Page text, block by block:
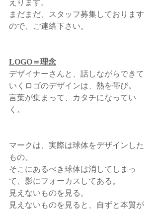
えります。
まだまだ、スタッフ募集しております
ので、ご連絡下さい。
LOGO＝理念
デザイナーさんと、話しながらできて
いくロゴのデザインは、熱を帯び。
言葉が集まって、カタチになってい
く。
マークは、実際は球体をデザインした
もの。
そこにあるべき球体は消してしまっ
て、影にフォーカスしてある。
見えないものを見る。
見えないものを見ると、自ずと本質が